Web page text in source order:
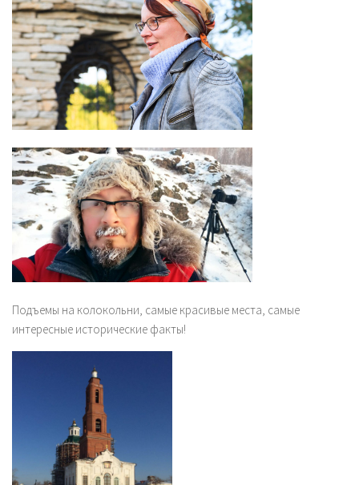
Подъемы на колокольни, самые красивые места, самые
интересные исторические факты!